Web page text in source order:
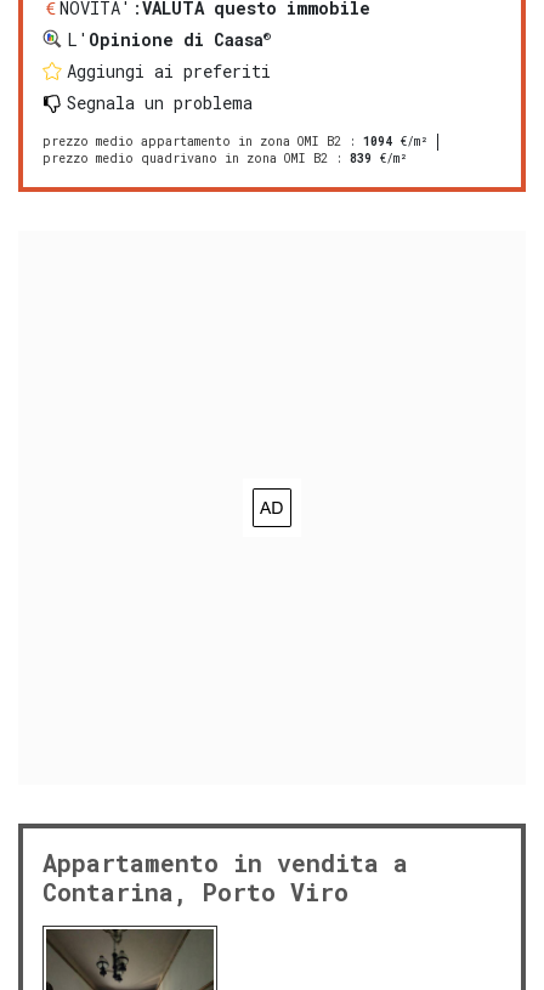
NOVITA':VALUTA questo immobile
L' Opinione di Caasa®
Aggiungi ai preferiti
Segnala un problema
prezzo medio appartamento in zona OMI B2 : 1094 €/m²
prezzo medio quadrivano in zona OMI B2 : 839 €/m²
Appartamento in vendita a
Contarina, Porto Viro